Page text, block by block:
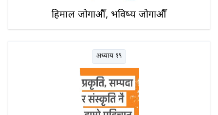
हिमाल जोगाऔँ, भविष्य जोगाऔँ
अध्याय १९